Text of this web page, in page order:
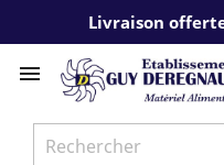
Livraison
